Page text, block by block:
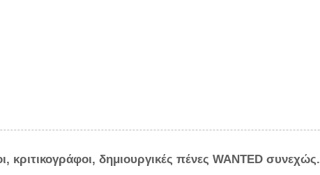
κριτικογράφοι, δημιουργικές πένες WANTED συνεχώς.